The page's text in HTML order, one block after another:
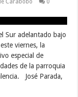
Sur adelantado bajo
viernes, la
especial de
de la parroquia
José Parada,